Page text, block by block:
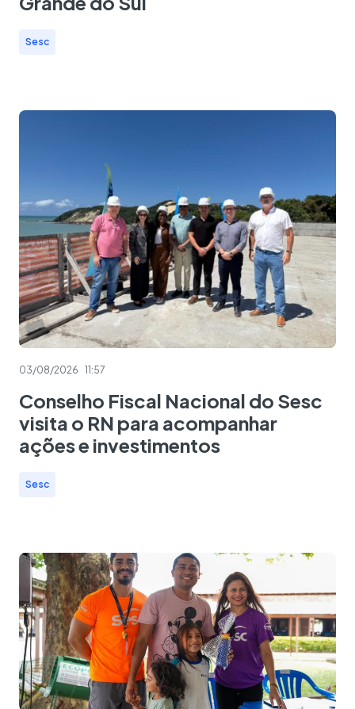
Sesc
03/08/2026 11:57
Conselho Fiscal Nacional do Sesc
visita o RN para acompanhar
ações e investimentos
Sesc